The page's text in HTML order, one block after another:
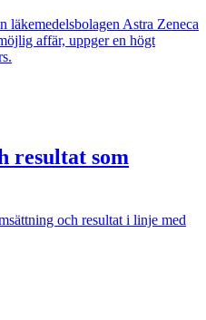
läkemedelsbolagen Astra Zeneca
affär, uppger en högt
resultat som
och resultat i linje med